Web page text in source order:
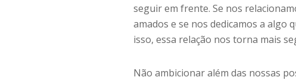
seguir em frente. Se nos
amados e se nos dedicamos a
isso, essa relação nos torna mais
Não ambicionar além das nossas